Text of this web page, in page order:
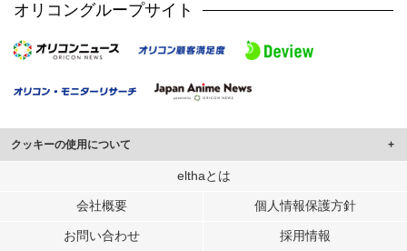
オリコングループサイト
クッキーの使用について
このサイトでは Cookie を使用して、ユーザーに合わせたコンテンツや広告の
行っています。
メディアや広告配信、データ解析の各パートナーに提供しています。
elthaとは
会社概要 個人情報保護方針
お問い合わせ 採用情報